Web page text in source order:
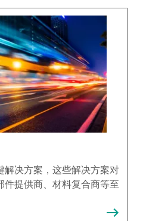
决方案，这些解决方案对
提供商、材料复合商等至